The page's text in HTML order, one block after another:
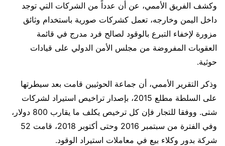
وكشف الفريق الأممي، عن أن عدداً من الشركات التي توجد
داخل اليمن وخارجه، تعمل كشركات صورية باستخدام وثائق
مزورة لإخفاء التبرع بالوقود لصالح فرد مدرج في قائمة
العقوبات المفروضة من مجلس الأمن الدولي على قيادات
حوثية.
وذكر التقرير الأممي، أن جماعة الحوثيين قامت بعد سيطرتها
على السلطة مطلع 2015، بإصدار تراخيص استيراد لشركات
شتى. ووفقا للتجار فإن كل ترخيص يكلف ما يقارب 800 دولار،
وفي الفترة من سبتمبر 2016 وحتى أكتوبر 2018، قامت 52
شركة بدور وكلاء بيع في معاملات استيراد الوقود.